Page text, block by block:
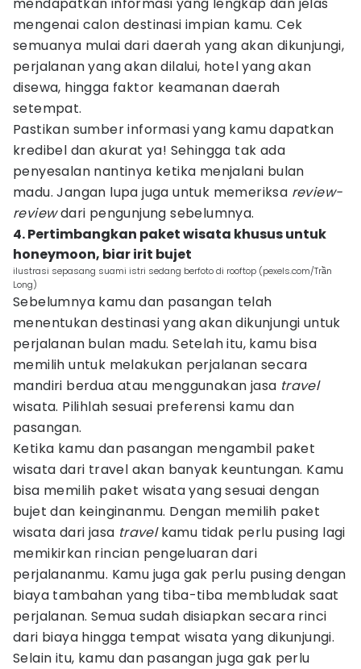
mengenai calon destinasi impian kamu. Cek
semuanya mulai dari daerah yang akan dikunjungi,
perjalanan yang akan dilalui, hotel yang akan
disewa, hingga faktor keamanan daerah
setempat.
Pastikan sumber informasi yang kamu dapatkan
kredibel dan akurat ya! Sehingga tak ada
penyesalan nantinya ketika menjalani bulan
madu. Jangan lupa juga untuk memeriksa review-
reviewdari pengunjung sebelumnya.
4. Pertimbangkan paket wisata khusus untuk
honeymoon, biar irit bujet
ilustrasi sepasang suami istri sedang berfoto di rooftop (pexels.com/Trần
Long)
Sebelumnya kamu dan pasangan telah
menentukan destinasi yang akan dikunjungi untuk
perjalanan bulan madu. Setelah itu, kamu bisa
memilih untuk melakukan perjalanan secara
mandiri berdua atau menggunakan jasa travel
wisata. Pilihlah sesuai preferensi kamu dan
pasangan.
Ketika kamu dan pasangan mengambil paket
wisata dari travel akan banyak keuntungan. Kamu
bisa memilih paket wisata yang sesuai dengan
bujet dan keinginanmu. Dengan memilih paket
wisata dari jasa travelkamu tidak perlu pusing lagi
memikirkan rincian pengeluaran dari
perjalananmu. Kamu juga gak perlu pusing dengan
biaya tambahan yang tiba-tiba membludak saat
perjalanan. Semua sudah disiapkan secara rinci
dari biaya hingga tempat wisata yang dikunjungi.
Selain itu, kamu dan pasangan juga gak perlu